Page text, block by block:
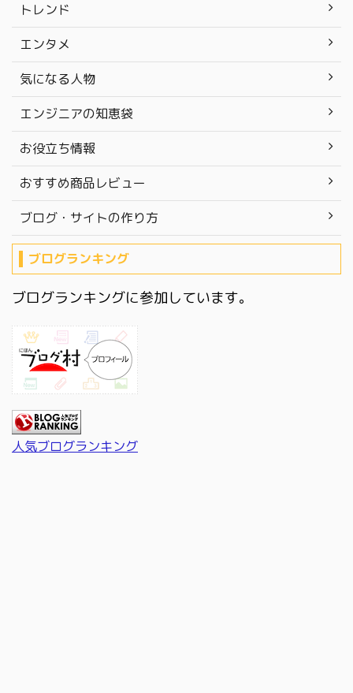
トレンド
エンタメ
気になる人物
エンジニアの知恵袋
お役立ち情報
おすすめ商品レビュー
ブログ・サイトの作り方
ブログランキング
ブログランキングに参加しています。
人気ブログランキング